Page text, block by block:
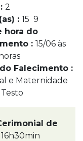
2
: 15 9
hora do
: 15/06 às
Falecimento :
e Maternidade
de
16h30min